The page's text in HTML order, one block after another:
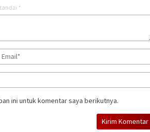
*
ini untuk komentar saya berikutnya.